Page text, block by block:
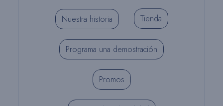
Nuestra historia Tienda
Programa una demostración
Promos